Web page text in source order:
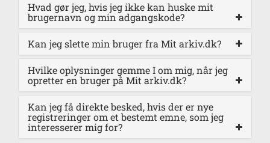
Hvad gør jeg, hvis jeg ikke kan huske mit
brugernavn og min adgangskode?
Kan jeg slette min bruger fra Mit arkiv.dk?
Hvilke oplysninger gemme I om mig, når jeg
opretter en bruger på Mit arkiv.dk?
Kan jeg få direkte besked, hvis der er nye
registreringer om et bestemt emne, som jeg
interesserer mig for?